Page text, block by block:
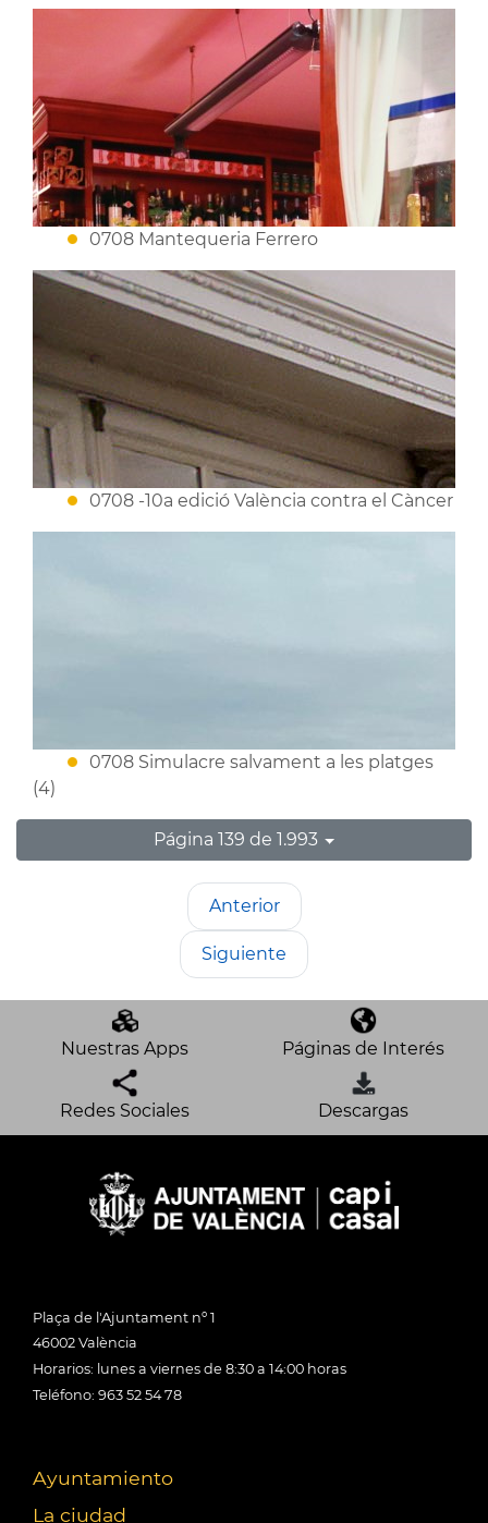
0708 Mantequeria Ferrero
0708 -10a edició València contra el Càncer
0708 Simulacre salvament a les platges
(4)
Página 139 de 1.993
Anterior
Siguiente
Nuestras Apps Páginas de Interés
Redes Sociales Descargas
Plaça de l'Ajuntament nº 1
46002 València
Horarios: lunes a viernes de 8:30 a 14:00 horas
Teléfono: 963 52 54 78
Ayuntamiento
La ciudad